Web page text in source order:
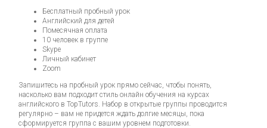
Бесплатный пробный урок
Английский для детей
Помесячная оплата
10 человек в группе
Skype
Личный кабинет
Zoom
Запишитесь на пробный урок прямо сейчас, чтобы понять,
насколько вам подходит стиль онлайн обучения на курсах
английского в TopTutors. Набор в открытые группы проводится
регулярно – вам не придется ждать долгие месяцы, пока
сформируется группа с вашим уровнем подготовки.